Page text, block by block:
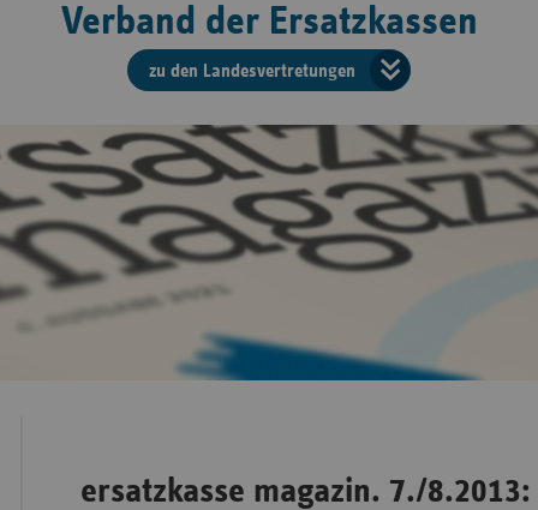
Verband der Ersatzkassen
zu den Landesvertretungen
der
Berlin/
ersatzkasse magazin. 7./8.2013: